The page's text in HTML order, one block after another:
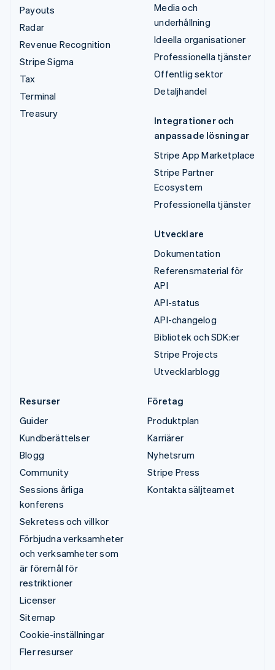
Payouts
Radar
Revenue Recognition
Stripe Sigma
Tax
Terminal
Treasury
Media och
underhållning
Ideella organisationer
Professionella tjänster
Offentlig sektor
Detaljhandel
Integrationer och
anpassade lösningar
Stripe App Marketplace
Stripe Partner
Ecosystem
Professionella tjänster
Utvecklare
Dokumentation
Referensmaterial för
API
API-status
API-changelog
Bibliotek och SDK:er
Stripe Projects
Utvecklarblogg
Resurser
Guider
Kundberättelser
Blogg
Community
Sessions årliga
konferens
Sekretess och villkor
Förbjudna verksamheter
och verksamheter som
är föremål för
restriktioner
Licenser
Sitemap
Cookie-inställningar
Fler resurser
Företag
Produktplan
Karriärer
Nyhetsrum
Stripe Press
Kontakta säljteamet